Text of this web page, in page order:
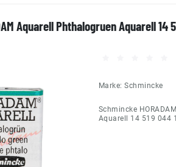
Aquarell Phthalogruen Aquarell 14
Marke:Schmincke
Schmincke
Aquarell 14 519 044